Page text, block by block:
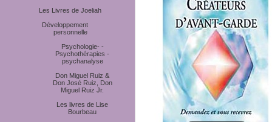
Les Livres de Joeliah
Développement
personnelle
Psychologie- -
Psychothérapies -
psychanalyse
Don Miguel Ruiz &
Don José Ruiz, Don
Miguel Ruiz Jr.
Les livres de Lise
Bourbeau